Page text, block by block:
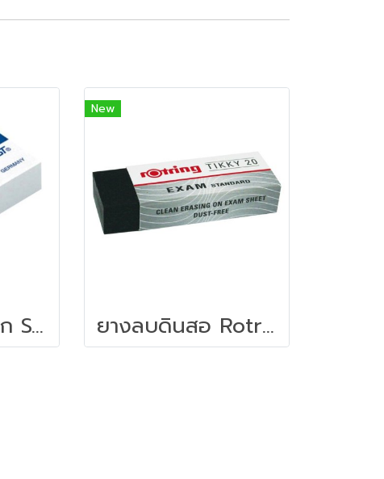
ยางลบ ครึ่งหมึก STAEDTLER 526 BT30
New
ยางลบดินสอ Rotring TIKKY20EXAM